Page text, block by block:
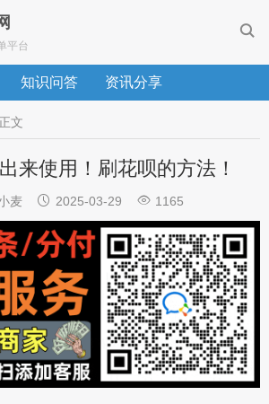

平台
知识问答 资讯分享
正文
来使用！刷花呗的方法！
麦  2025-03-29  1165